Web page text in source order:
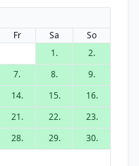
Fr Sa
So
1.
2.
7. 8.
9.
14. 15.
16.
21. 22.
23.
28. 29.
30.